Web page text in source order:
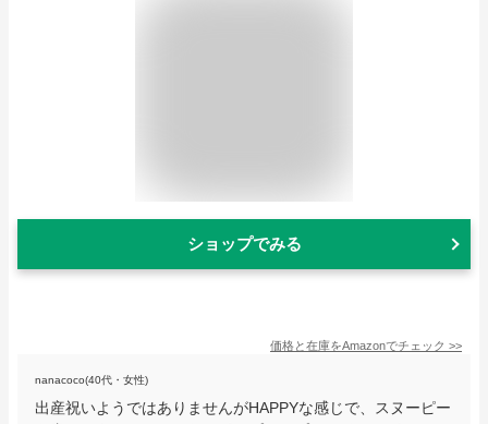
ショップでみる
価格と在庫をAmazonでチェック >>
nanacoco(40代・女性)
出産祝いようではありませんがHAPPYな感じで、スヌーピー